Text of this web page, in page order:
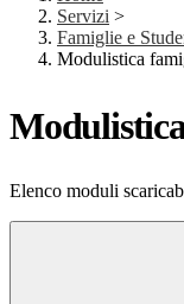
Servizi >
Famiglie e
Modulistica
Elenco moduli